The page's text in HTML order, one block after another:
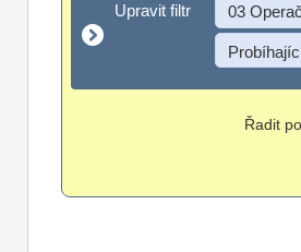
Upravit filtr
Upravit filtr 03
Řadit